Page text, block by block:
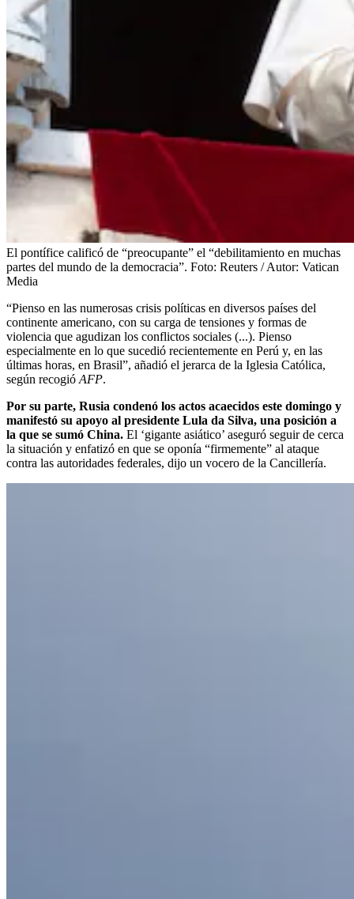
El pontífice calificó de “preocupante” el “debilitamiento en muchas
partes del mundo de la democracia”. Foto: Reuters / Autor: Vatican
Media
“Pienso en las numerosas crisis políticas en diversos países del
continente americano, con su carga de tensiones y formas de
violencia que agudizan los conflictos sociales (...). Pienso
especialmente en lo que sucedió recientemente en Perú y, en las
últimas horas, en Brasil”, añadió el jerarca de la Iglesia Católica,
según recogió AFP.
Por su parte, Rusia condenó los actos acaecidos este domingo y
manifestó su apoyo al presidente Lula da Silva, una posición a
la que se sumó China. El ‘gigante asiático’ aseguró seguir de cerca
la situación y enfatizó en que se oponía “firmemente” al ataque
contra las autoridades federales, dijo un vocero de la Cancillería.